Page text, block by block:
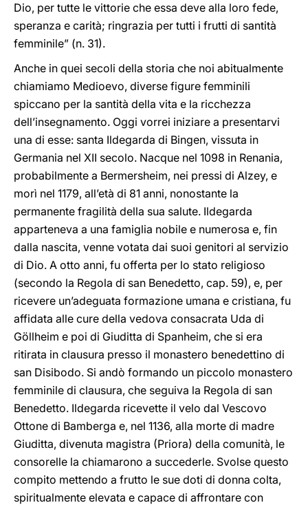
Dio, per tutte le vittorie che essa deve alla loro fede,
speranza e carità; ringrazia per tutti i frutti di santità
femminile” (n. 31).
Anche in quei secoli della storia che noi abitualmente
chiamiamo Medioevo, diverse figure femminili
spiccano per la santità della vita e la ricchezza
dell’insegnamento. Oggi vorrei iniziare a presentarvi
una di esse: santa Ildegarda di Bingen, vissuta in
Germania nel XII secolo. Nacque nel 1098 in Renania,
probabilmente a Bermersheim, nei pressi di Alzey, e
morì nel 1179, all’età di 81 anni, nonostante la
permanente fragilità della sua salute. Ildegarda
apparteneva a una famiglia nobile e numerosa e, fin
dalla nascita, venne votata dai suoi genitori al servizio
di Dio. A otto anni, fu offerta per lo stato religioso
(secondo la Regola di san Benedetto, cap. 59), e, per
ricevere un’adeguata formazione umana e cristiana, fu
affidata alle cure della vedova consacrata Uda di
Göllheim e poi di Giuditta di Spanheim, che si era
ritirata in clausura presso il monastero benedettino di
san Disibodo. Si andò formando un piccolo monastero
femminile di clausura, che seguiva la Regola di san
Benedetto. Ildegarda ricevette il velo dal Vescovo
Ottone di Bamberga e, nel 1136, alla morte di madre
Giuditta, divenuta magistra (Priora) della comunità, le
consorelle la chiamarono a succederle. Svolse questo
compito mettendo a frutto le sue doti di donna colta,
spiritualmente elevata e capace di affrontare con